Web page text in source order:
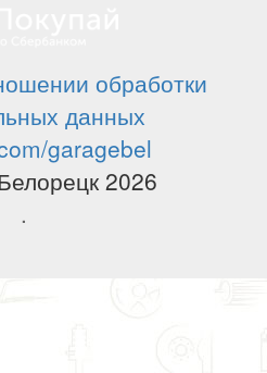
обработки
данных
garagebel
2026
.